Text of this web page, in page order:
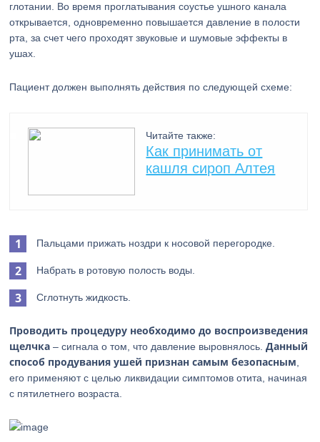
глотании. Во время проглатывания соустье ушного канала
открывается, одновременно повышается давление в полости
рта, за счет чего проходят звуковые и шумовые эффекты в
ушах.
Пациент должен выполнять действия по следующей схеме:
Читайте также:
Как принимать от
кашля сироп Алтея
Пальцами прижать ноздри к носовой перегородке.
Набрать в ротовую полость воды.
Сглотнуть жидкость.
Проводить процедуру необходимо до воспроизведения
щелчка – сигнала о том, что давление выровнялось.Данный
способ продувания ушей признан самым безопасным
его применяют с целью ликвидации симптомов отита, начиная
с пятилетнего возраста.